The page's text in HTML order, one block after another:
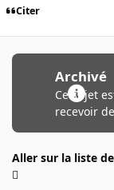
Citer
Archivé
Ce sujet
recevoir
Aller sur la liste